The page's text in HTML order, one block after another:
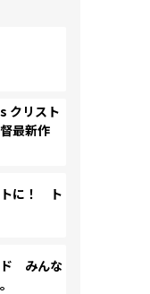
クリスト
最新作
トに！ ト
ド みんな